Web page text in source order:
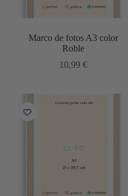
Marco de fotos A3 color
Roble
10,99 €